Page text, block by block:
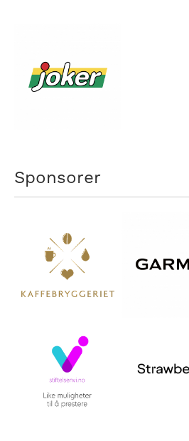
Sponsorer